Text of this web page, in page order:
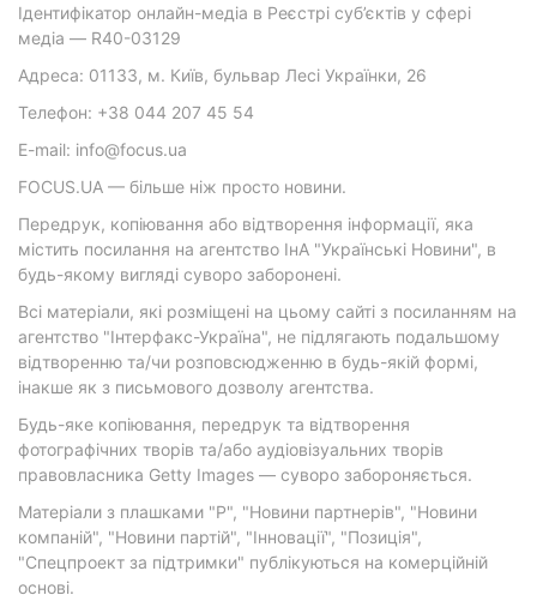
Ідентифікатор онлайн-медіа в Реєстрі суб’єктів у сфері
медіа — R40-03129
Адреса: 01133, м. Київ, бульвар Лесі Українки, 26
Телефон: +38 044 207 45 54
E-mail: info@focus.ua
FOCUS.UA — більше ніж просто новини.
Передрук, копіювання або відтворення інформації, яка
містить посилання на агентство ІнА "Українські Новини", в
будь-якому вигляді суворо заборонені.
Всі матеріали, які розміщені на цьому сайті з посиланням на
агентство "Інтерфакс-Україна", не підлягають подальшому
відтворенню та/чи розповсюдженню в будь-якій формі,
інакше як з письмового дозволу агентства.
Будь-яке копіювання, передрук та відтворення
фотографічних творів та/або аудіовізуальних творів
правовласника Getty Images — суворо забороняється.
Матеріали з плашками "Р", "Новини партнерів", "Новини
компаній", "Новини партій", "Інновації", "Позиція",
"Спецпроект за підтримки" публікуються на комерційній
основі.